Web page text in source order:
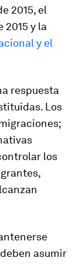
2015, el
2015 y la
y el
respuesta
Los
los
asumir